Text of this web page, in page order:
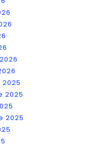
2025
2025